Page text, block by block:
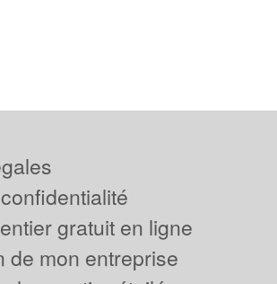
gratuit en ligne
de mon entreprise